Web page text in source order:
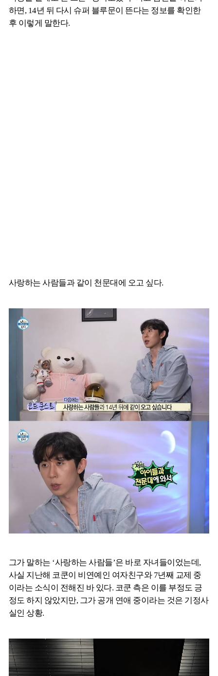
하면, 14년 뒤 다시 슈퍼 블루문이 뜬다는 정보를 확인한
후 이렇게 말한다.
사랑하는 사람들과 같이 천문대에 오고 싶다.
그가 말하는 ‘사랑하는 사람들’은 바로 자녀들이었는데,
사실 지난해 코쿤이 비연예인 여자친구와 7년째 교제 중
이라는 소식이 전해진 바 있다. 코쿤 측은 이를 부정도 긍
정도 하지 않았지만, 그가 공개 연애 중이라는 것은 기정사
실인 상황.